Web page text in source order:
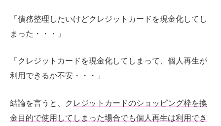
「債務整理したいけどクレジットカードを現金化してし
まった・・・」
「クレジットカードを現金化してしまって、個人再生が
利用できるか不安・・・」
結論を言うと、ク レジットカードのショッピング枠を換
金目的で使用してしまった場合でも個人再生は利用でき